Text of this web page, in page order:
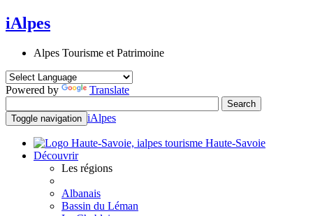
iAlpes
Alpes Tourisme et Patrimoine
Powered by Translate
Toggle navigation iAlpes
Haute-Savoie
Découvrir
Les régions
Albanais
Bassin du Léman